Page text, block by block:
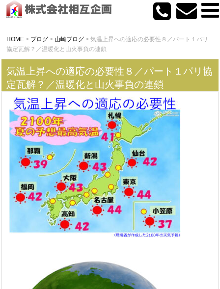
HOME > ブログ > 山崎ブログ > 気温上昇への適応の必要性８／パート１パリ
協定瓦解？／温暖化と山火事負の連鎖
気温上昇への適応の必要性８／パート１パリ協
定瓦解？／温暖化と山火事負の連鎖